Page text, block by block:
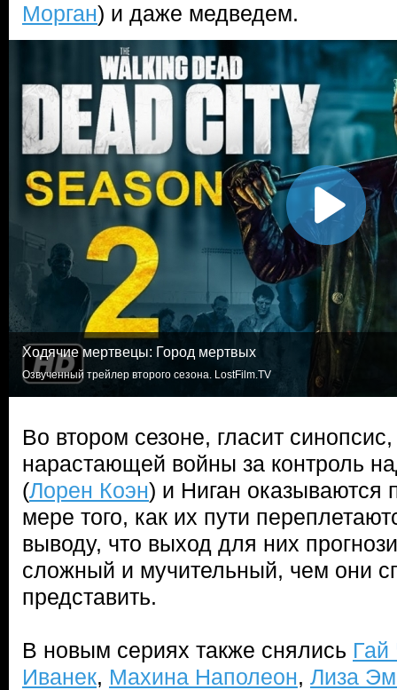
Морган) и даже медведем.
Ходячие мертвецы: Город мертвых
Озвученный трейлер второго сезона. LostFilm.TV
Во втором сезоне, гласит
нарастающей войны за контроль
(Лорен Коэн) и Ниган оказываются
мере того, как их пути
выводу, что выход для них
сложный и мучительный, чем они
представить.
В новым сериях также снялись Гай
Иванек, Махина Наполеон, Лиза